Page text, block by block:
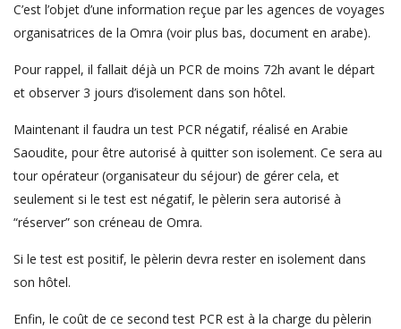
C’est l’objet d’une information reçue par les agences de voyages
organisatrices de la Omra (voir plus bas, document en arabe).
Pour rappel, il fallait déjà un PCR de moins 72h avant le départ
et observer 3 jours d’isolement dans son hôtel.
Maintenant il faudra un test PCR négatif, réalisé en Arabie
Saoudite, pour être autorisé à quitter son isolement. Ce sera au
tour opérateur (organisateur du séjour) de gérer cela, et
seulement si le test est négatif, le pèlerin sera autorisé à
“réserver” son créneau de Omra.
Si le test est positif, le pèlerin devra rester en isolement dans
son hôtel.
Enfin, le coût de ce second test PCR est à la charge du pèlerin